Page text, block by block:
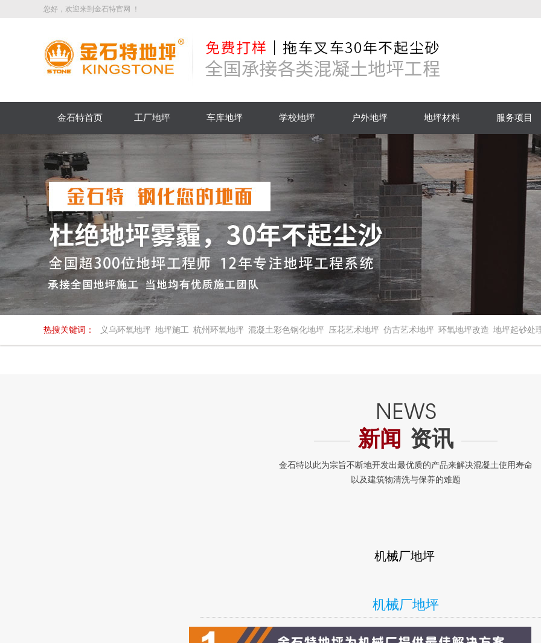
您好，欢迎来到金石特官网 ！
金石特首页 工厂地坪 车库地坪 学校地坪 户外地坪 地坪材料 服务项目
热搜关键词： 义乌环氧地坪 地坪施工 杭州环氧地坪 混凝土彩色钢化地坪 压花艺术地坪 仿古艺术地坪 环氧地坪改造 地坪起砂处
新闻 资讯
机械厂地坪
机械厂地坪